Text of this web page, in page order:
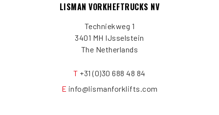
LISMAN VORKHEFTRUCKS NV
Techniekweg 1
3401 MH IJsselstein
The Netherlands
T +31 (0)30 688 48 84
E info@lismanforklifts.com